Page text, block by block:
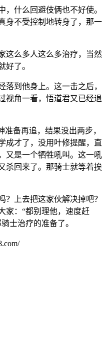
，什么回避伎俩也不好使。
身不受控制地转身了，那一
这么多人这么多治疗，当然
好了。
落到他身上。这一击之后，
视角一看，悟道君又已经退
备再追，结果没出两步，
成才了，没用叶修提醒，直
又是一个牺牲吼叫。这一吼
杀回来了。那骑士就等着挨
？上去把这家伙解决掉吧？
家：“都别理他，速度赶
士治疗的准备了。